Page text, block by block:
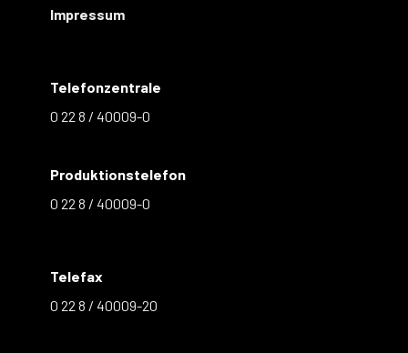
Impressum
Telefonzentrale
0 22 8 / 40009-0
Produktionstelefon
0 22 8 / 40009-0
Telefax
0 22 8 / 40009-20